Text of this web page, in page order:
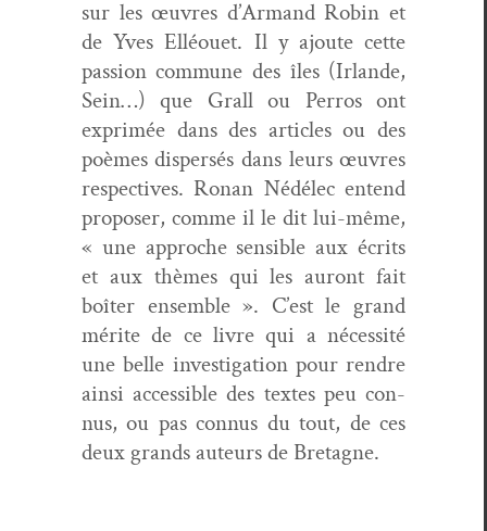
sur les œuvres d’Armand Robin et
de Yves Elléou­et. Il y ajoute cette
pas­sion com­mune des îles (Irlande,
Sein…) que Grall ou Per­ros ont
exprimée dans des arti­cles ou des
poèmes dis­per­sés dans leurs œuvres
respec­tives. Ronan Nédélec entend
pro­pos­er, comme il le dit lui-même,
« une approche sen­si­ble aux écrits
et aux thèmes qui les auront fait
boîter ensem­ble ». C’est le grand
mérite de ce livre qui a néces­sité
une belle inves­ti­ga­tion pour ren­dre
ain­si acces­si­ble des textes peu con­
nus, ou pas con­nus du tout, de ces
deux grands auteurs de Bretagne.